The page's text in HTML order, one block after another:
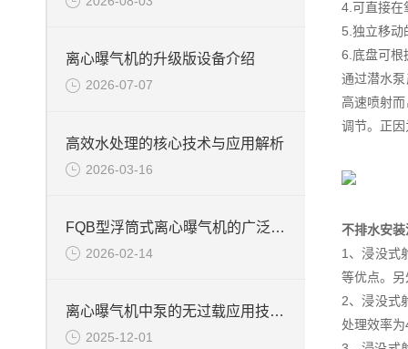
离心曝气机的升级版设备介绍
2026-07-07
高效水处理的核心技术与应用解析
2026-03-16
FQB型浮筒式离心曝气机的广泛应用
2026-02-14
离心曝气机中泵的无过载应用技术说明
2025-12-01
4.可直接在
5.独立移动
6.底盘可根
通过潜水
高速喷射
调节。正
不排水安
1、浸没式
等优点。
2、浸没式
处理效率